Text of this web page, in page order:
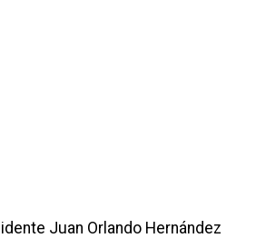
Juan Orlando Hernández